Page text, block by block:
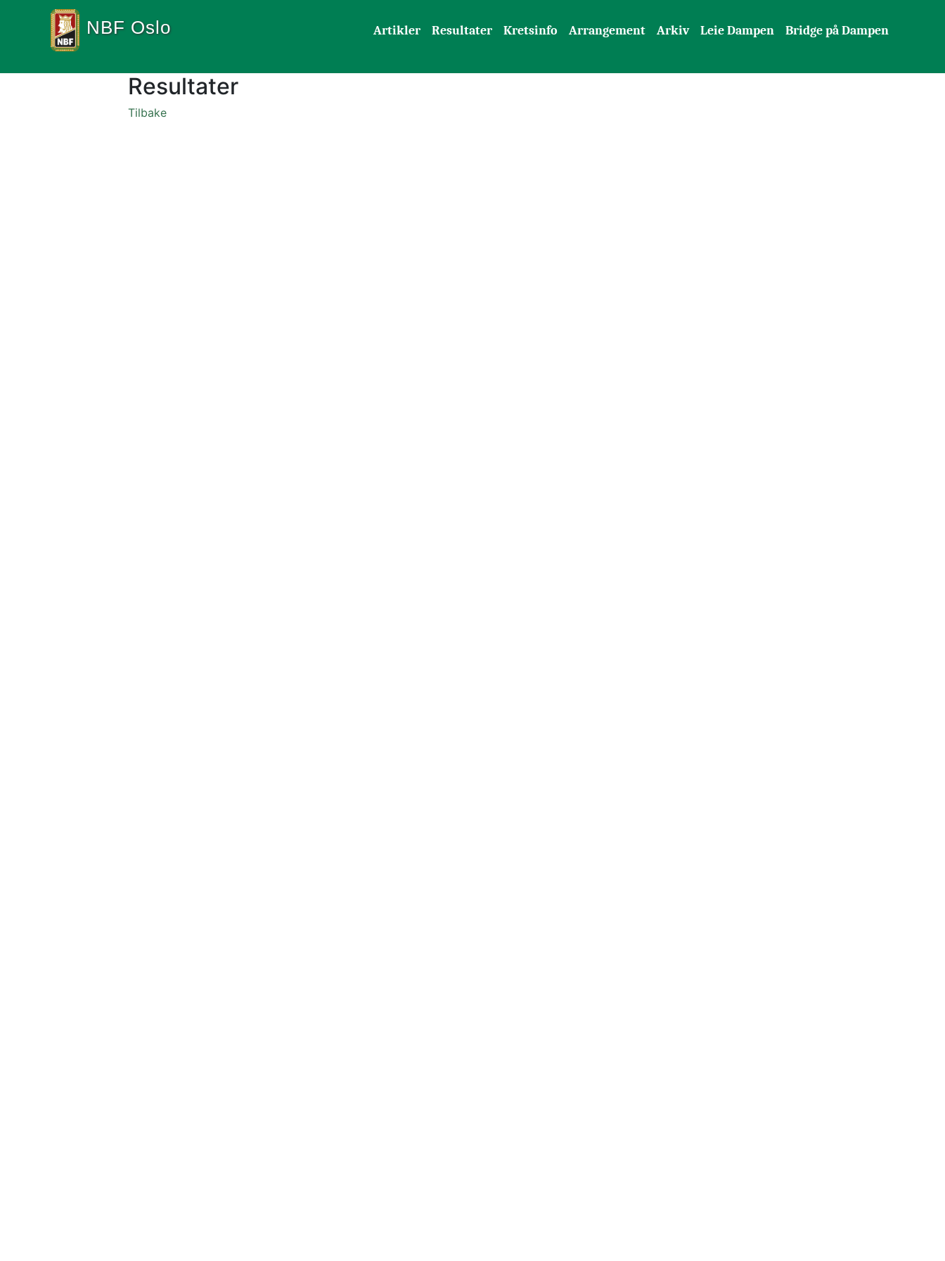
NBF Oslo Artikler Resultater Kretsinfo Arrangement Arkiv Leie Dampen Bridge på Dampen
Resultater
Tilbake